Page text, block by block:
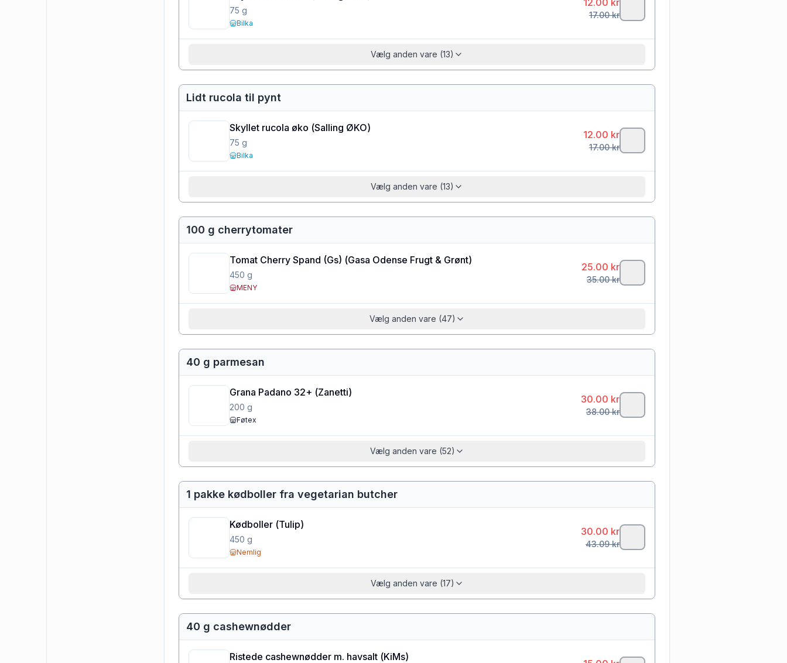
75 g
Bilka
12.00 kr
17.00kr
Vælg anden vare (13)
Lidt rucola til pynt
Skyllet rucola øko (Salling ØKO)
75 g
Bilka
12.00 kr
17.00kr
Vælg anden vare (13)
100 g cherrytomater
Tomat Cherry Spand (Gs) (Gasa Odense Frugt & Grønt)
450 g
MENY
25.00 kr
35.00kr
Vælg anden vare (47)
40 g parmesan
Grana Padano 32+ (Zanetti)
200 g
Føtex
30.00 kr
38.00kr
Vælg anden vare (52)
1 pakke kødboller fra vegetarian butcher
Kødboller (Tulip)
450 g
Nemlig
30.00 kr
43.09kr
Vælg anden vare (17)
40 g cashewnødder
Ristede cashewnødder m. havsalt (KiMs)